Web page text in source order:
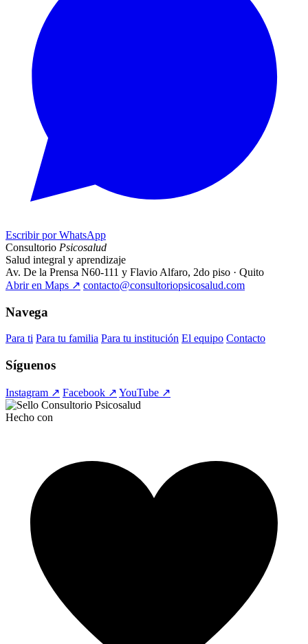
Escribir por WhatsApp
Consultorio Psicosalud
Salud integral y aprendizaje
Av. De la Prensa N60-111 y Flavio Alfaro, 2do piso · Quito
Abrir en Maps ↗ contacto@consultoriopsicosalud.com
Navega
Para ti Para tu familia Para tu institución El equipo Contacto
Síguenos
Instagram ↗ Facebook ↗ YouTube ↗
Hecho con